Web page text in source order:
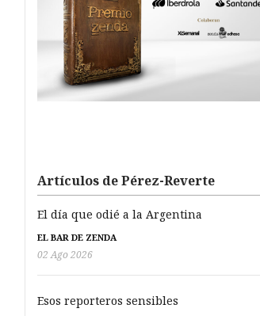
Artículos de Pérez-Reverte
El día que odié a la Argentina
EL BAR DE ZENDA
02 Ago 2026
Esos reporteros sensibles